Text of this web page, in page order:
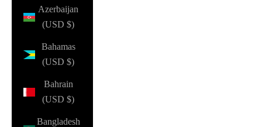
Azerbaijan
(USD $)
Bahamas
(USD $)
Bahrain
(USD $)
Bangladesh